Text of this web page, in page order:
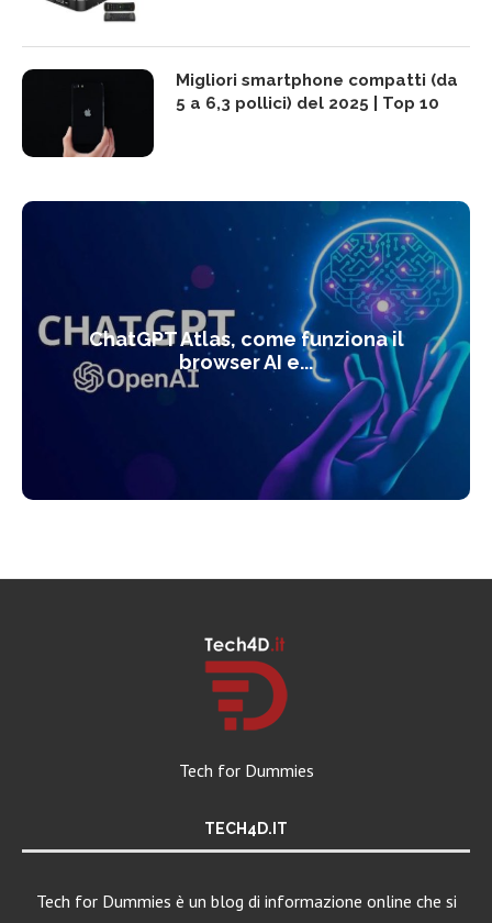
Migliori smartphone compatti (da
5 a 6,3 pollici) del 2025 | Top 10
ChatGPT Atlas, come funziona il
browser AI e...
Tech for Dummies
TECH4D.IT
Tech for Dummies è un blog di informazione online che si